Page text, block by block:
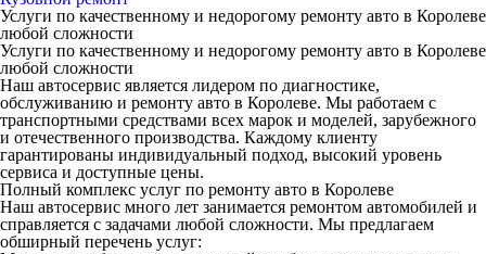
Услуги по качественному и недорогому ремонту авто в Королеве
любой сложности
Услуги по качественному и недорогому ремонту авто в Королеве
любой сложности
Наш автосервис является лидером по диагностике,
обслуживанию и ремонту авто в Королеве. Мы работаем с
транспортными средствами всех марок и моделей, зарубежного
и отечественного производства. Каждому клиенту
гарантированы индивидуальный подход, высокий уровень
сервиса и доступные цены.
Полный комплекс услуг по ремонту авто в Королеве
Наш автосервис много лет занимается ремонтом автомобилей и
справляется с задачами любой сложности. Мы предлагаем
обширный перечень услуг: